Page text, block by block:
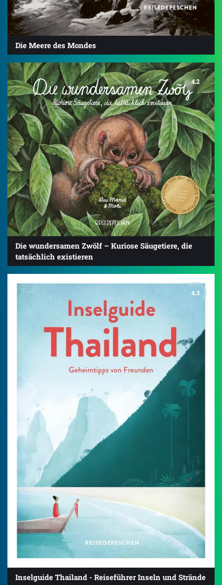
Die Meere des Mondes
4.2
Die wundersamen Zwölf – Kuriose Säugetiere, die
tatsächlich existieren
4.3
Inselguide Thailand - Reiseführer Inseln und Strände